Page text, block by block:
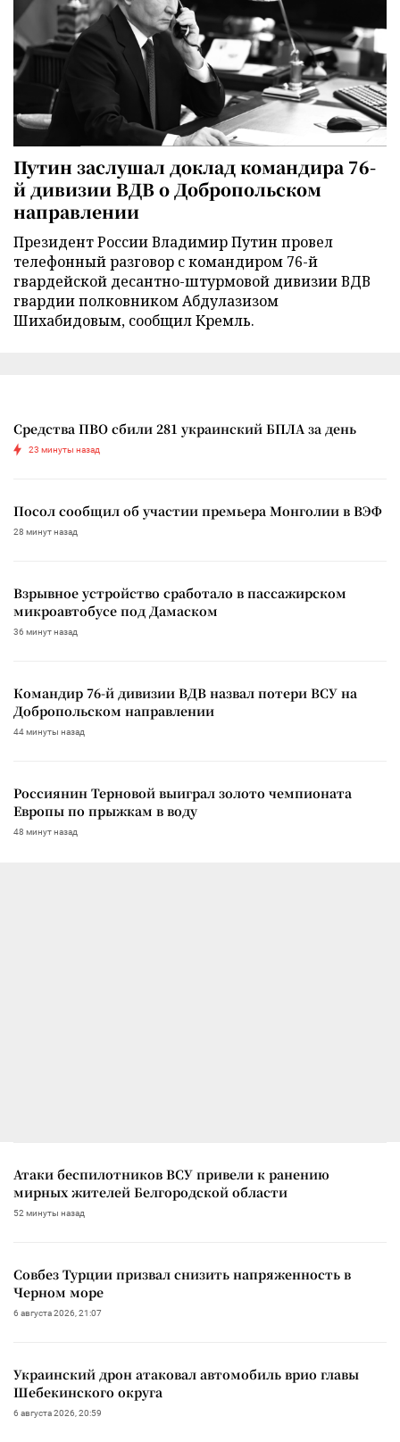
Путин заслушал доклад командира 76-
й дивизии ВДВ о Добропольском
направлении
Президент России Владимир Путин провел
телефонный разговор с командиром 76-й
гвардейской десантно-штурмовой дивизии ВДВ
гвардии полковником Абдулазизом
Шихабидовым, сообщил Кремль.
Средства ПВО сбили 281 украинский БПЛА за день
23 минуты назад
Посол сообщил об участии премьера Монголии в ВЭФ
28 минут назад
Взрывное устройство сработало в пассажирском
микроавтобусе под Дамаском
36 минут назад
Командир 76-й дивизии ВДВ назвал потери ВСУ на
Добропольском направлении
44 минуты назад
Россиянин Терновой выиграл золото чемпионата
Европы по прыжкам в воду
48 минут назад
Атаки беспилотников ВСУ привели к ранению
мирных жителей Белгородской области
52 минуты назад
Совбез Турции призвал снизить напряженность в
Черном море
6 августа 2026, 21:07
Украинский дрон атаковал автомобиль врио главы
Шебекинского округа
6 августа 2026, 20:59